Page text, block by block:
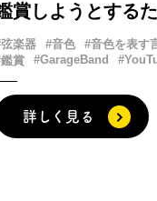
賞しようとする
楽器 #音色 #音色を表す
賞
#GarageBand
詳しく見る